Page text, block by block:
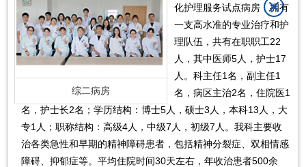
综二病房
化护理服务试点病房，拥有
一支高水准的专业治疗和护
理队伍，共有在职职工22
人，其中医师5人，护士17
人。科主任1名，副主任1
名，病区主治2名，住院医1
名，护士长2名；学历结构：博士5人，硕士3人，本科13人，大
专1人；职称结构：高级4人，中级7人，初级7人。我科主要收
治各类急性和早期的精神障碍患者，包括精神分裂症、双相情感
障碍、抑郁症等。平均住院时间30天左右，年收治患者500余